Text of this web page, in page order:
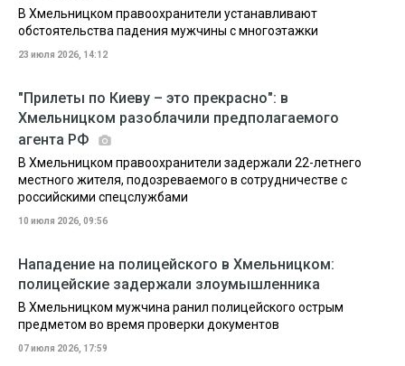
В Хмельницком правоохранители устанавливают
обстоятельства падения мужчины с многоэтажки
23 июля 2026, 14:12
"Прилеты по Киеву – это прекрасно": в
Хмельницком разоблачили предполагаемого
агента РФ
В Хмельницком правоохранители задержали 22-летнего
местного жителя, подозреваемого в сотрудничестве с
российскими спецслужбами
10 июля 2026, 09:56
Нападение на полицейского в Хмельницком:
полицейские задержали злоумышленника
В Хмельницком мужчина ранил полицейского острым
предметом во время проверки документов
07 июля 2026, 17:59